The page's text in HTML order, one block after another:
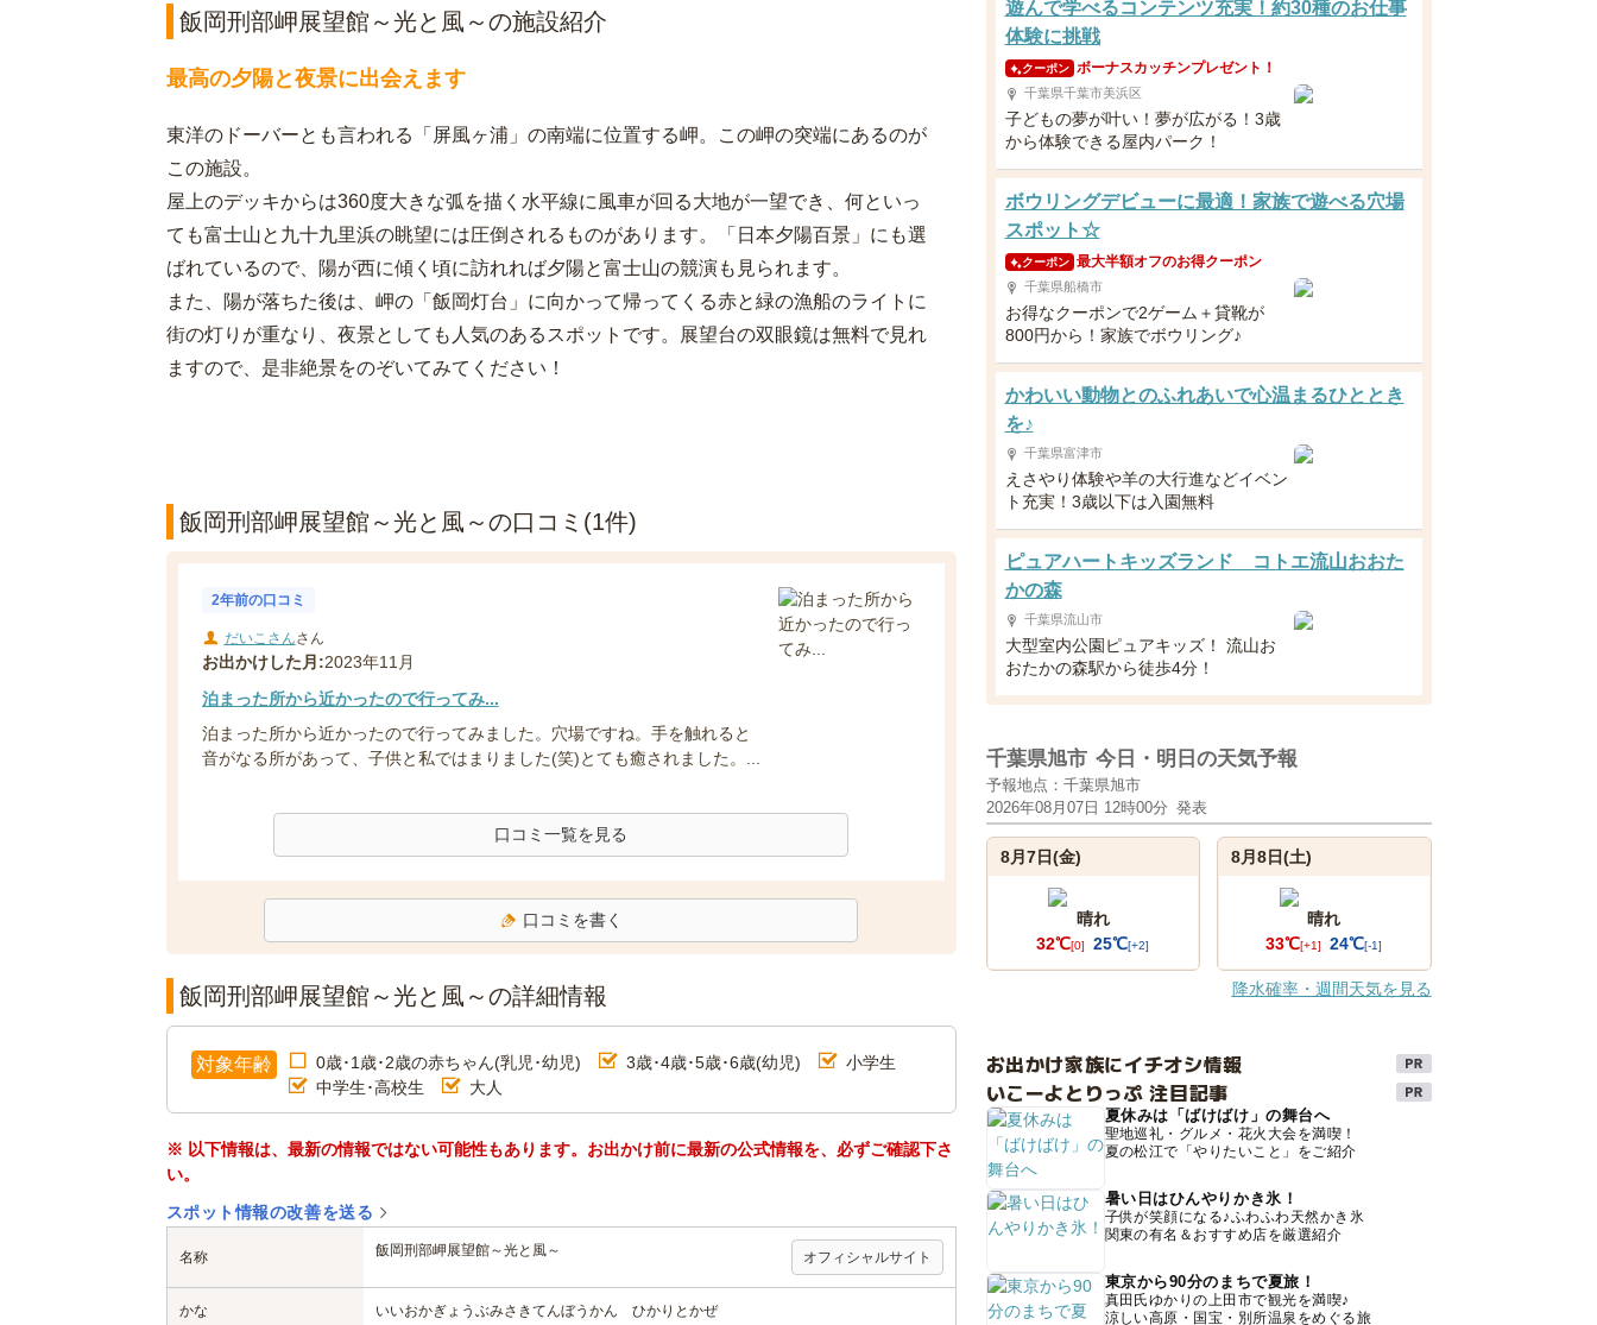
飯岡刑部岬展望館～光と風～の施設紹介
最高の夕陽と夜景に出会えます
東洋のドーバーとも言われる「屏風ヶ浦」の南端に位置する岬。この岬の突端にあるのが
この施設。
屋上のデッキからは360度大きな弧を描く水平線に風車が回る大地が一望でき、何といっ
ても富士山と九十九里浜の眺望には圧倒されるものがあります。「日本夕陽百景」にも選
ばれているので、陽が西に傾く頃に訪れれば夕陽と富士山の競演も見られます。
また、陽が落ちた後は、岬の「飯岡灯台」に向かって帰ってくる赤と緑の漁船のライトに
街の灯りが重なり、夜景としても人気のあるスポットです。展望台の双眼鏡は無料で見れ
ますので、是非絶景をのぞいてみてください！
飯岡刑部岬展望館～光と風～の口コミ(1件)
2年前の口コミ
だいこさんさん
お出かけした月:2023年11月
泊まった所から近かったので行ってみ...
泊まった所から近かったので行ってみました。穴場ですね。手を触れると
音がなる所があって、子供と私ではまりました(笑)とても癒されました。...
口コミ一覧を見る
口コミを書く
飯岡刑部岬展望館～光と風～の詳細情報
対象年齢 0歳･1歳･2歳の赤ちゃん(乳児･幼児) 3歳･4歳･5歳･6歳(幼児)
小学生
中学生･高校生
大人
※ 以下情報は、最新の情報ではない可能性もあります。お出かけ前に最新の公式情報を、必ずご確認下さ
い。
スポット情報の改善を送る
名称 飯岡刑部岬展望館～光と風～ オフィシャルサイト
かな いいおかぎょうぶみさきてんぼうかん ひかりとかぜ
遊んで学べるコンテンツ充実！約30種のお仕事
体験に挑戦
クーポン ボーナスカッチンプレゼント！
千葉県千葉市美浜区
子どもの夢が叶い！夢が広がる！3歳
から体験できる屋内パーク！
ボウリングデビューに最適！家族で遊べる穴場
スポット☆
クーポン 最大半額オフのお得クーポン
千葉県船橋市
お得なクーポンで2ゲーム＋貸靴が
800円から！家族でボウリング♪
かわいい動物とのふれあいで心温まるひととき
を♪
千葉県富津市
えさやり体験や羊の大行進などイベン
ト充実！3歳以下は入園無料
ピュアハートキッズランド コトエ流山おおた
かの森
千葉県流山市
大型室内公園ピュアキッズ！ 流山お
おたかの森駅から徒歩4分！
千葉県旭市 今日・明日の天気予報
予報地点：千葉県旭市
2026年08月07日 12時00分 発表
8月7日(金)
晴れ
32℃[0] 25℃[+2]
8月8日(土)
晴れ
33℃[+1] 24℃[-1]
降水確率・週間天気を見る
お出かけ家族にイチオシ情報
いこーよとりっぷ 注目記事
夏休みは「ばけばけ」の舞台へ
聖地巡礼・グルメ・花火大会を満喫！
夏の松江で「やりたいこと」をご紹介
暑い日はひんやりかき氷！
子供が笑顔になる♪ふわふわ天然かき氷
関東の有名＆おすすめ店を厳選紹介
東京から90分のまちで夏旅！
真田氏ゆかりの上田市で観光を満喫♪
涼しい高原・国宝・別所温泉をめぐる旅